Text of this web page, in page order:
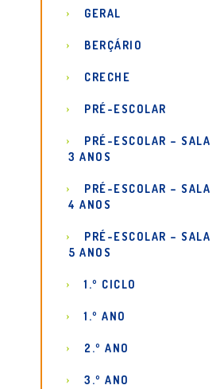
GERAL
BERÇÁRIO
CRECHE
PRÉ-ESCOLAR
PRÉ-ESCOLAR – SALA
3 ANOS
PRÉ-ESCOLAR – SALA
4 ANOS
PRÉ-ESCOLAR – SALA
5 ANOS
1.º CICLO
1.º ANO
2.º ANO
3.º ANO